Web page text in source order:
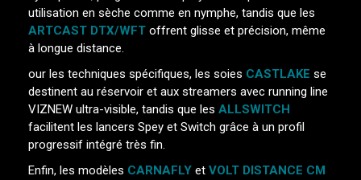
utilisation en sèche comme en nymphe, tandis que les
ARTCAST DTX/WFT offrent glisse et précision, même
à longue distance.
our les techniques spécifiques, les soies CASTLAKE se
destinent au réservoir et aux streamers avec running line
VIZNEW ultra-visible, tandis que les ALLSWITCH
facilitent les lancers Spey et Switch grâce à un profil
progressif intégré très fin.
Enfin, les modèles CARNAFLY et VOLT DISTANCE CM